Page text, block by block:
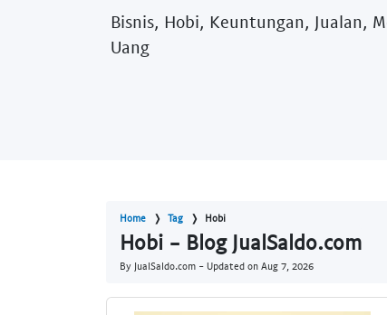
Bisnis, Hobi, Keuntungan, Jualan,
Uang
Home Tag Hobi
Hobi - Blog JualSaldo.com
By JualSaldo.com - Updated on Aug 7, 2026